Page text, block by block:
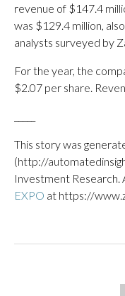
revenue of $147.4
was $129.4 million,
analysts surveyed by
For the year, the
$2.07 per share.
This story was
(http://
Investment Research.
EXPO at https://